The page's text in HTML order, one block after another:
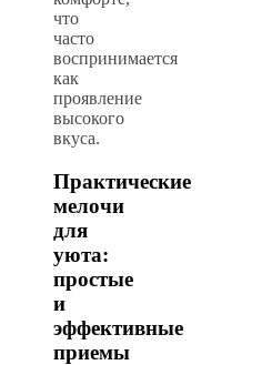
что
часто
воспринимается
как
проявление
высокого
вкуса.
Практические
мелочи
для
уюта:
простые
и
эффективные
приемы